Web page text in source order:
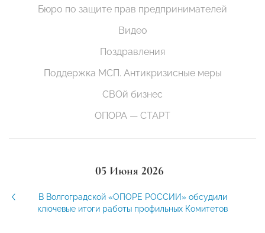
Бюро по защите прав предпринимателей
Видео
Поздравления
Поддержка МСП. Антикризисные меры
СВОй бизнес
ОПОРА — СТАРТ
05 Июня 2026
В Волгоградской «ОПОРЕ РОССИИ» обсудили
ключевые итоги работы профильных Комитетов